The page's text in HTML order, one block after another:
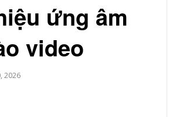
ứng âm
video
2026